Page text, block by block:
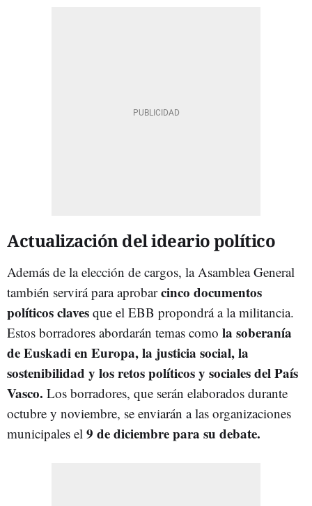
Actualización del ideario político
Además de la elección de cargos, la Asamblea General
también servirá para aprobarcinco documentos
políticos claves que el EBB propondrá a la militancia.
Estos borradores abordarán temas como la soberanía
de Euskadi en Europa, la justicia social, la
sostenibilidad y los retos políticos y sociales del País
Vasco. Los borradores, que serán elaborados durante
octubre y noviembre, se enviarán a las organizaciones
municipales el 9 de diciembre para su debate.